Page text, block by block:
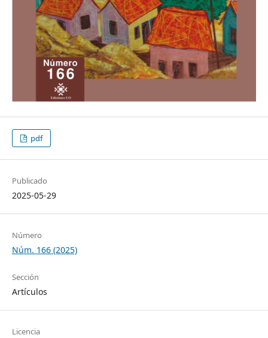
pdf
Publicado
2025-05-29
Número
Núm. 166 (2025)
Sección
Artículos
Licencia